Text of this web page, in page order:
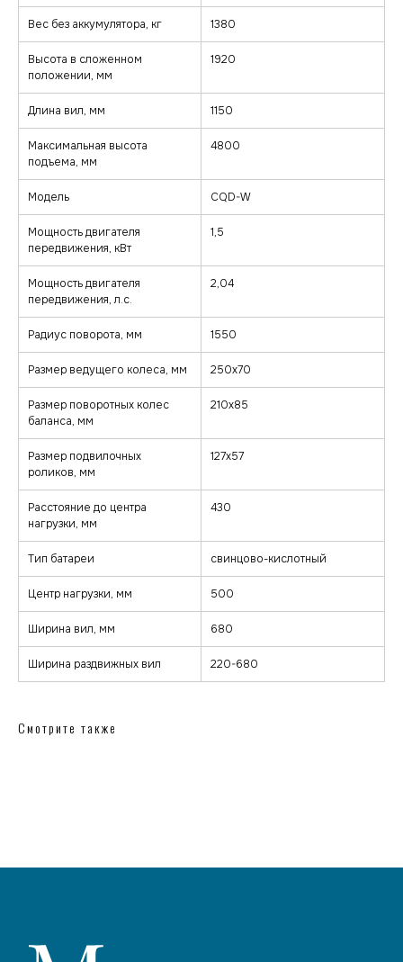
Вес без аккумулятора, кг 1380
Высота в сложенном
положении, мм
1920
Длина вил, мм 1150
Максимальная высота
подъема, мм
4800
Модель CQD-W
Мощность двигателя
передвижения, кВт
1,5
Мощность двигателя
передвижения, л.с.
2,04
Радиус поворота, мм 1550
Размер ведущего колеса, мм 250х70
Размер поворотных колес
баланса, мм
210х85
Размер подвилочных
роликов, мм
127х57
Расстояние до центра
нагрузки, мм
430
Тип батареи cвинцово-кислотный
Центр нагрузки, мм 500
Ширина вил, мм 680
Ширина раздвижных вил 220-680
Смотрите также
Покупателям
Каталог
Лизинг
Доставка и оплата
Контакты
Тележки
Сборщики заказов
Разработка сайта
конфиденциальности
zakaz@minkar.su
информационный характер, материалы
размещены на сайте для ознакомления
Реквизиты